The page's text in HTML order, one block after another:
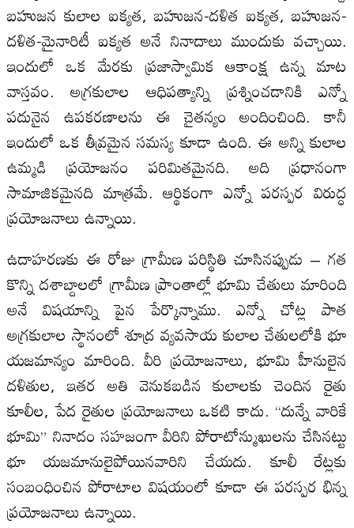
బహుజన కులాల ఐక్యత, బహుజన-దళిత ఐక్యత, బహుజన-
దళిత-మైనారిటీ ఐక్యత అనే నినాదాలు ముందుకు వచ్చాయి.
ఇందులో ఒక మేరకు ప్రజాస్వామిక ఆకాంక్ష ఉన్న మాట
వాస్తవం. అగ్రకులాల ఆధిపత్యాన్ని ప్రశ్నించడానికి ఎన్నో
పదునైన ఉపకరణాలను ఈ చైతన్యం అందించింది. కానీ
ఇందులో ఒక తీవ్రమైన సమస్య కూడా ఉంది. ఈ అన్ని కులాల
ఉమ్మడి ప్రయోజనం పరిమితమైనది. అది ప్రధానంగా
సామాజికమైనది మాత్రమే. ఆర్థికంగా ఎన్నో పరస్పర విరుద్ధ
ప్రయోజనాలు ఉన్నాయి.
ఉదాహరణకు ఈ రోజు గ్రామీణ పరిస్థితి చూసినప్పుడు – గత
కొన్ని దశాబ్దాలలో గ్రామీణ ప్రాంతాల్లో భూమి చేతులు మారింది
అనే విషయాన్ని పైన పేర్కొన్నాము. ఎన్నో చోట్ల పాత
అగ్రకులాల స్థానంలో శూద్ర వ్యవసాయ కులాల చేతులలోకి భూ
యజమాన్యం మారింది. వీరి ప్రయోజనాలు, భూమి హీనులైన
దళితుల, ఇతర అతి వెనుకబడిన కులాలకు చెందిన రైతు
కూలీల, పేద రైతుల ప్రయోజనాలు ఒకటి కాదు. “దున్నే వారికే
భూమి” నినాదం సహజంగా వీరిని పోరాటోన్ముఖులను చేసినట్టు
భూ యజమానులైపోయినవారిని చేయదు. కూలీ రేట్లకు
సంబంధించిన పోరాటాల విషయంలో కూడా ఈ పరస్పర భిన్న
ప్రయోజనాలు ఉన్నాయి.